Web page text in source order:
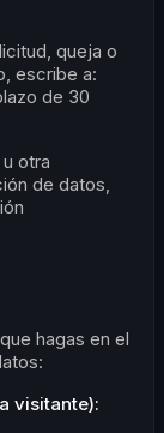
queja o
escribe a:
de 30
otra
de datos,
hagas en el
visitante):